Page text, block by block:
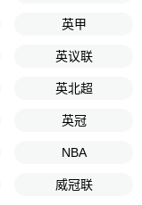
英甲
英议联
英北超
英冠
NBA
威冠联